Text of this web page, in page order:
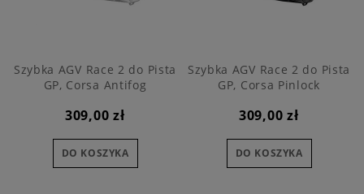
Szybka AGV Race 2 do Pista
GP, Corsa Antifog
309,00 zł
DO KOSZYKA
Szybka AGV Race 2 do Pista
GP, Corsa Pinlock
309,00 zł
DO KOSZYKA